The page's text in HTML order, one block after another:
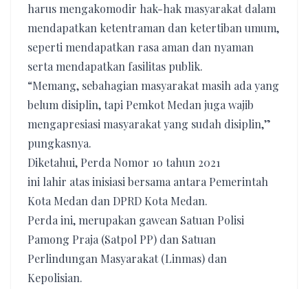
harus mengakomodir hak-hak masyarakat dalam
mendapatkan ketentraman dan ketertiban umum,
seperti mendapatkan rasa aman dan nyaman
serta mendapatkan fasilitas publik.
“Memang, sebahagian masyarakat masih ada yang
belum disiplin, tapi Pemkot Medan juga wajib
mengapresiasi masyarakat yang sudah disiplin,”
pungkasnya.
Diketahui, Perda Nomor 10 tahun 2021
ini lahir atas inisiasi bersama antara Pemerintah
Kota Medan dan DPRD Kota Medan.
Perda ini, merupakan gawean Satuan Polisi
Pamong Praja (Satpol PP) dan Satuan
Perlindungan Masyarakat (Linmas) dan
Kepolisian.